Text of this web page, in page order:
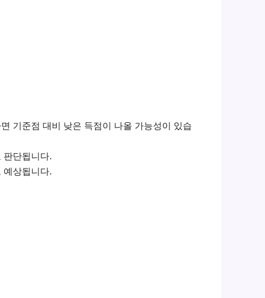
기준점 대비 낮은 득점이 나올 가능성이 있습
판단됩니다.
예상됩니다.